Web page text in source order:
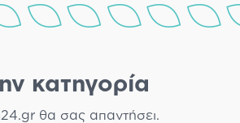
κατηγορία
θα σας απαντήσει.